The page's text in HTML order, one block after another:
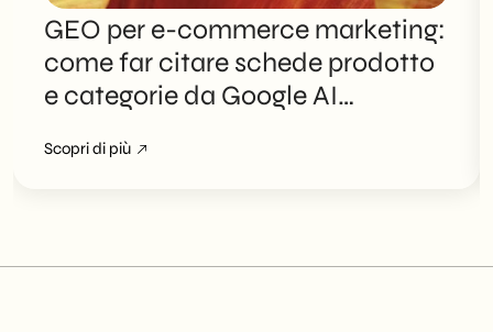
GEO per e-commerce marketing:
come far citare schede prodotto
e categorie da Google AI
Scopri di più